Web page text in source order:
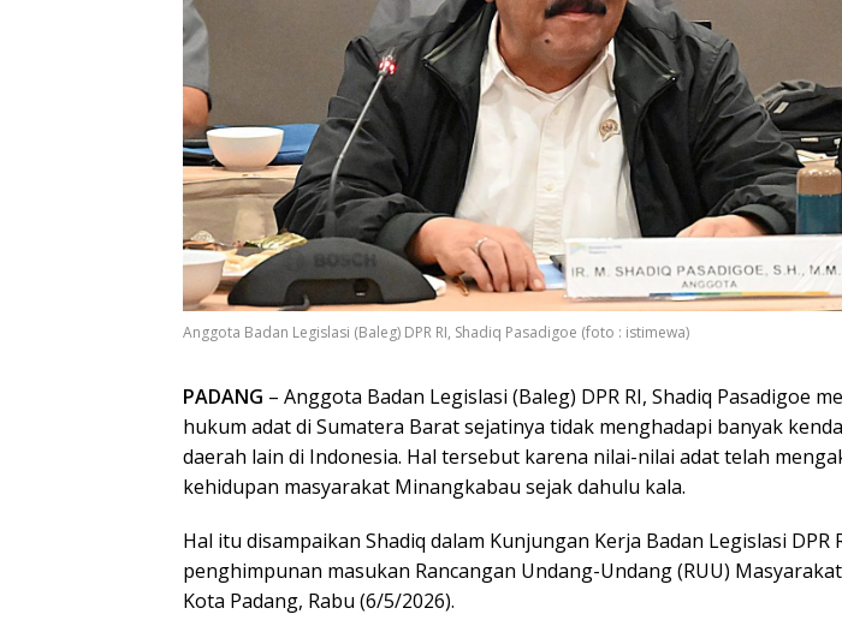
Anggota Badan Legislasi (Baleg) DPR RI, Shadiq Pasadigoe (foto : istimewa)
PADANG – Anggota Badan Legislasi (Baleg) DPR RI, Shadiq Pasadigoe
hukum adat di Sumatera Barat sejatinya tidak menghadapi banyak
daerah lain di Indonesia. Hal tersebut karena nilai-nilai adat telah
kehidupan masyarakat Minangkabau sejak dahulu kala.
Hal itu disampaikan Shadiq dalam Kunjungan Kerja Badan Legislasi DPR
penghimpunan masukan Rancangan Undang-Undang (RUU)
Kota Padang, Rabu (6/5/2026).